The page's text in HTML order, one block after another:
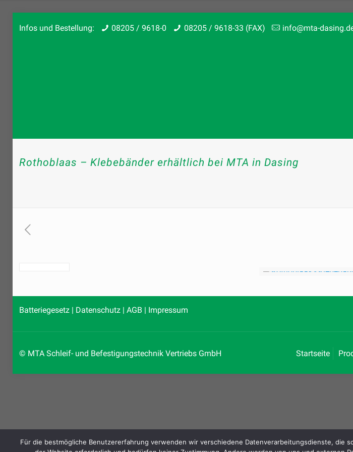
Infos und Bestellung: 08205 / 9618-0 08205 / 9618-33 (FAX) info@mta-
Rothoblaas – Klebebänder erhältlich bei MTA in Dasing
Batteriegesetz | Datenschutz | AGB | Impressum
© MTA Schleif- und Befestigungstechnik Vertriebs GmbH Startseite
Für die bestmögliche Benutzererfahrung verwenden wir verschiedene Datenverarbeitungsdienste, die